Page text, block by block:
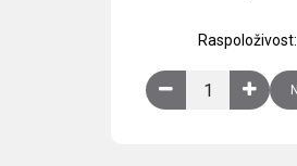
Raspoloživost:
Obična